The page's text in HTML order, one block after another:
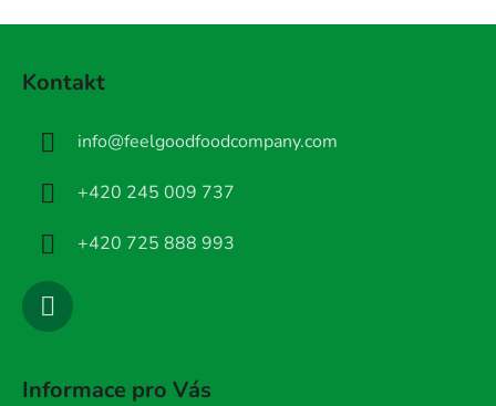
Kontakt
info@feelgoodfoodcompany.com
+420 245 009 737
+420 725 888 993
Informace pro Vás